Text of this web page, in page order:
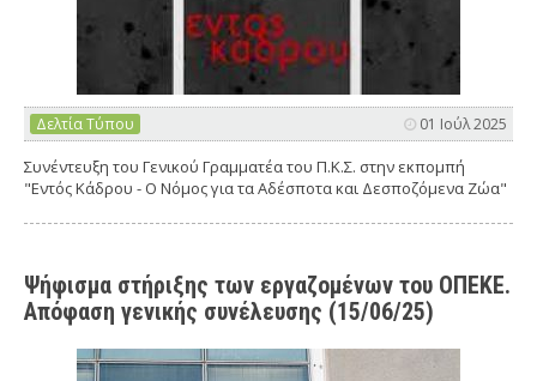
Δελτία Τύπου 01 Ιούλ 2025
Συνέντευξη του Γενικού Γραμματέα του Π.Κ.Σ. στην εκπομπή
"Εντός Κάδρου - Ο Νόμος για τα Αδέσποτα και Δεσποζόμενα Ζώα"
Ψήφισμα στήριξης των εργαζομένων του ΟΠΕΚΕ.
Απόφαση γενικής συνέλευσης (15/06/25)